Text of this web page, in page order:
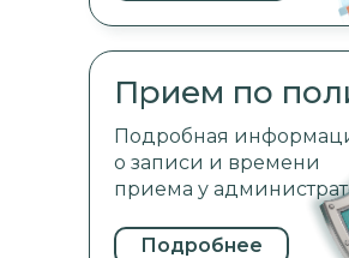
Прием по
Подробная
о записи и времени
приема у
Подробнее